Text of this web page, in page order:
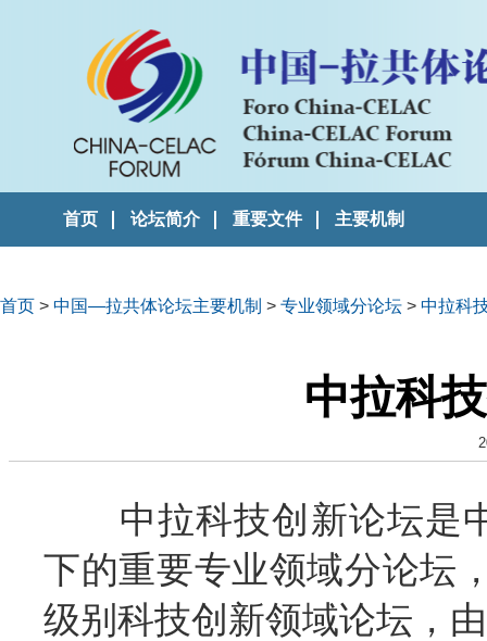
首页 论坛简介 重要文件 主要机制
首页 > 中国—拉共体论坛主要机制 > 专业领域分论坛 > 中拉科
中拉科
中拉科技创新论坛是
下的重要专业领域分论坛
级别科技创新领域论坛，